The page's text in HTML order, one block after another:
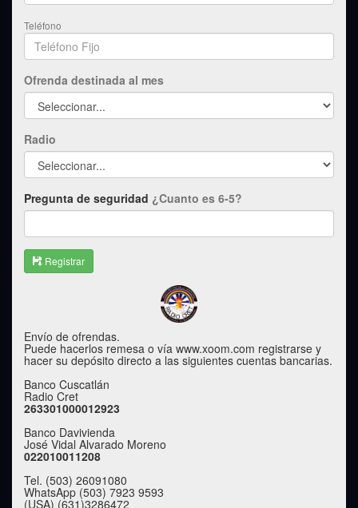
Teléfono
Ofrenda destinada al mes
Radio
Pregunta de seguridad ¿Cuanto es 6-5?
Registrar
Envío de ofrendas.
Puede hacerlos remesa o vía www.xoom.com registrarse y
hacer su depósito directo a las siguientes cuentas bancarias.
Banco Cuscatlán
Radio Cret
263301000012923
Banco Davivienda
José Vidal Alvarado Moreno
022010011208
Tel. (503) 26091080
WhatsApp (503) 7923 9593
(USA) (631)3286472